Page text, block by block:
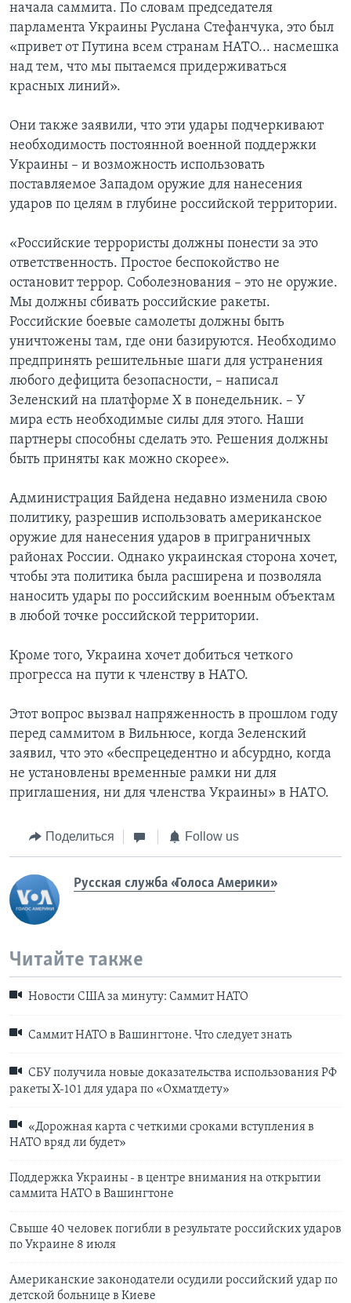
начала саммита. По словам председателя
парламента Украины Руслана Стефанчука, это был
«привет от Путина всем странам НАТО... насмешка
над тем, что мы пытаемся придерживаться
красных линий».
Они также заявили, что эти удары подчеркивают
необходимость постоянной военной поддержки
Украины – и возможность использовать
поставляемое Западом оружие для нанесения
ударов по целям в глубине российской территории.
«Российские террористы должны понести за это
ответственность. Простое беспокойство не
остановит террор. Соболезнования – это не оружие.
Мы должны сбивать российские ракеты.
Российские боевые самолеты должны быть
уничтожены там, где они базируются. Необходимо
предпринять решительные шаги для устранения
любого дефицита безопасности, – написал
Зеленский на платформе X в понедельник. – У
мира есть необходимые силы для этого. Наши
партнеры способны сделать это. Решения должны
быть приняты как можно скорее».
Администрация Байдена недавно изменила свою
политику, разрешив использовать американское
оружие для нанесения ударов в приграничных
районах России. Однако украинская сторона хочет,
чтобы эта политика была расширена и позволяла
наносить удары по российским военным объектам
в любой точке российской территории.
Кроме того, Украина хочет добиться четкого
прогресса на пути к членству в НАТО.
Этот вопрос вызвал напряженность в прошлом году
перед саммитом в Вильнюсе, когда Зеленский
заявил, что это «беспрецедентно и абсурдно, когда
не установлены временные рамки ни для
приглашения, ни для членства Украины» в НАТО.
Поделиться Follow us
Русская служба «Голоса Америки»
Читайте также
Новости США за минуту: Саммит НАТО
Саммит НАТО в Вашингтоне. Что следует знать
СБУ получила новые доказательства использования РФ
ракеты Х-101 для удара по «Охматдету»
«Дорожная карта с четкими сроками вступления в
НАТО вряд ли будет»
Поддержка Украины - в центре внимания на открытии
саммита НАТО в Вашингтоне
Свыше 40 человек погибли в результате российских ударов
по Украине 8 июля
Американские законодатели осудили российский удар по
детской больнице в Киеве